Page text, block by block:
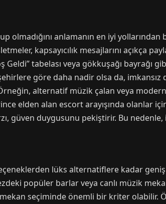
olmadığını anlamanın en iyi
kapsayıcılık mesajlarını açıkça
tabelası veya gökkuşağı bayrağı
göre daha nadir olsa da, imkansız
alternatif müzik çalan veya
elden alan escort arayışında olanlar
güven duygusunu pekiştirir. Bu
lüks alternatiflere kadar
popüler barlar veya canlı müzik
mekan seçiminde önemli bir kriter